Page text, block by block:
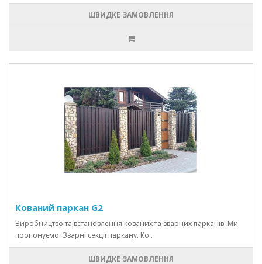
ШВИДКЕ ЗАМОВЛЕННЯ
Кований паркан G2
Виробництво та встановлення кованих та зварних парканів. Ми
пропонуємо: Зварні секції паркану. Ко..
ШВИДКЕ ЗАМОВЛЕННЯ